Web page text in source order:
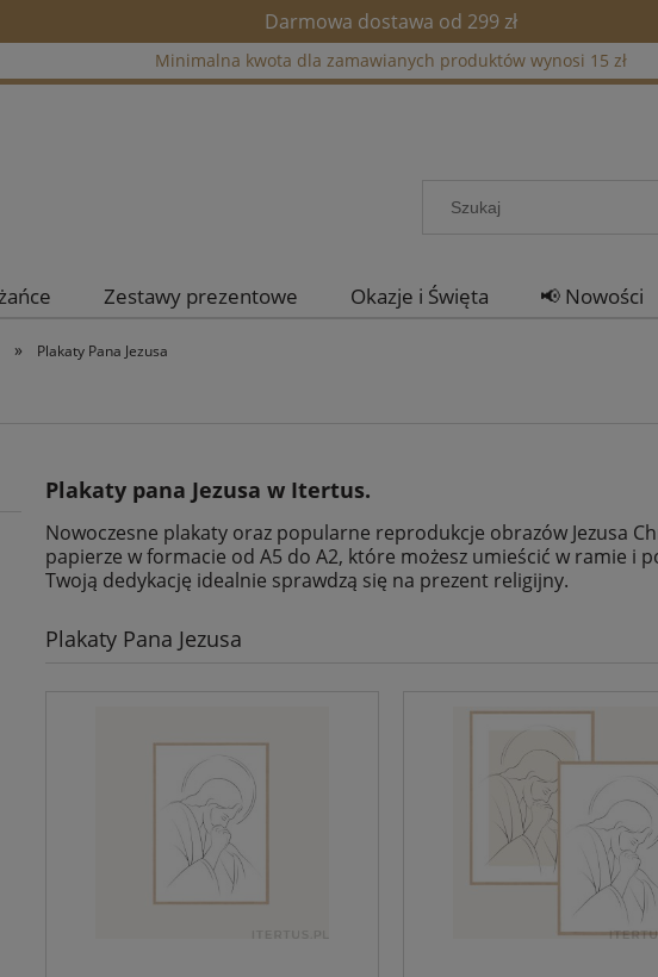
Darmowa dostawa od 299 zł
Minimalna kwota dla zamawianych produktów wynosi 15 zł
Zestawy prezentowe Okazje i Święta 📢 Nowości
» Plakaty Pana Jezusa
Plakaty pana Jezusa w Itertus.
Nowoczesne plakaty oraz popularne reprodukcje obrazów Jezusa
papierze w formacie od A5 do A2, które możesz umieścić w ramie i
Twoją dedykację idealnie sprawdzą się na prezent religijny.
Plakaty Pana Jezusa